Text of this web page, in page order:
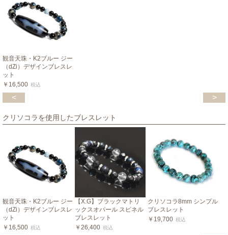
観音天珠・K2ブルー ジー
（dZi）デザインブレスレ
ット
￥16,500 税込
< >
クリソコラを使用したブレスレット
観音天珠・K2ブルー ジー
（dZi）デザインブレスレ
ット
￥16,500 税込
【X.G】ブラックマトリ
ックスオパール スピネル
ブレスレット
￥26,400 税込
クリソコラ8mm シンプル
ブレスレット
￥19,700 税込